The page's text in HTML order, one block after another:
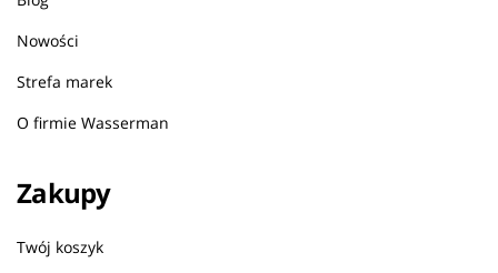
Nowości
Strefa marek
O firmie Wasserman
Zakupy
Twój koszyk